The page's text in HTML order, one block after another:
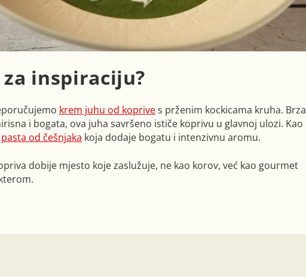
za inspiraciju?
krem juhu od koprives prženim kockicama kruha. Brza
i bogata, ova juha savršeno ističe koprivu u glavnoj ulozi. Kao
pasta od češnjaka koja dodaje bogatu i intenzivnu aromu.
dobije mjesto koje zaslužuje, ne kao korov, već kao gourmet